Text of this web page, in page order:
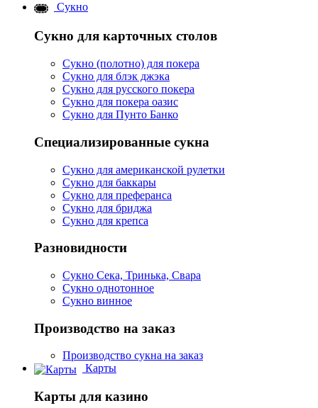
Сукно
Сукно для карточных столов
Сукно (полотно) для покера
Сукно для блэк джэка
Сукно для русского покера
Сукно для покера оазис
Сукно для Пунто Банко
Специализированные сукна
Сукно для американской рулетки
Сукно для баккары
Сукно для преферанса
Сукно для бриджа
Сукно для крепса
Разновидности
Сукно Сека, Тринька, Свара
Сукно однотонное
Сукно винное
Производство на заказ
Производство сукна на заказ
Карты
Карты для казино